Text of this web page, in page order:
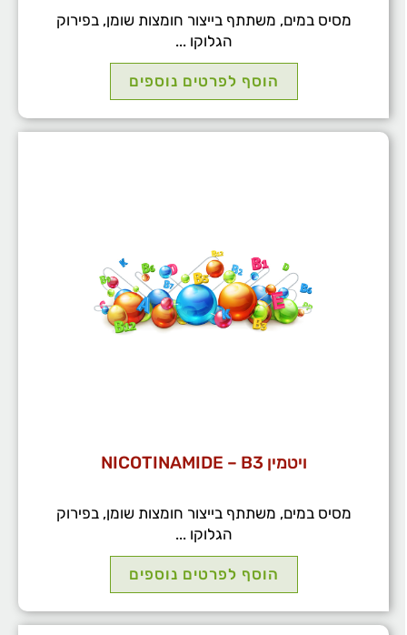
מסיס במים, משתתף בייצור חומצות שומן, בפירוק
הגלוקו ...
הוסף לפרטים נוספים
ויטמין NICOTINAMIDE – B3
מסיס במים, משתתף בייצור חומצות שומן, בפירוק
הגלוקו ...
הוסף לפרטים נוספים